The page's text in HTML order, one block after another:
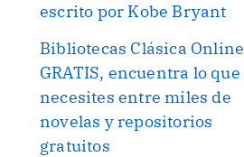
escrito por Kobe Bryant
Bibliotecas Clásica Online
GRATIS, encuentra lo que
necesites entre miles de
novelas y repositorios
gratuitos